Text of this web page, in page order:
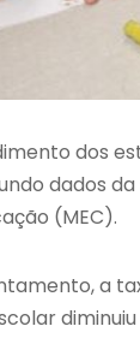
dos
dados
(MEC).
a